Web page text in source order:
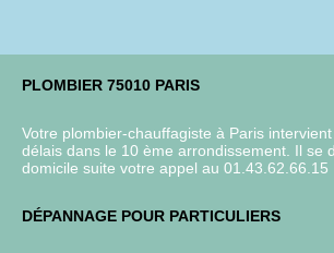
PLOMBIER 75010 PARIS
Votre plombier-chauffagiste à Paris
délais dans le 10 ème arrondissement. Il se
domicile suite votre appel au 01.43.62.66.15
DÉPANNAGE POUR PARTICULIERS